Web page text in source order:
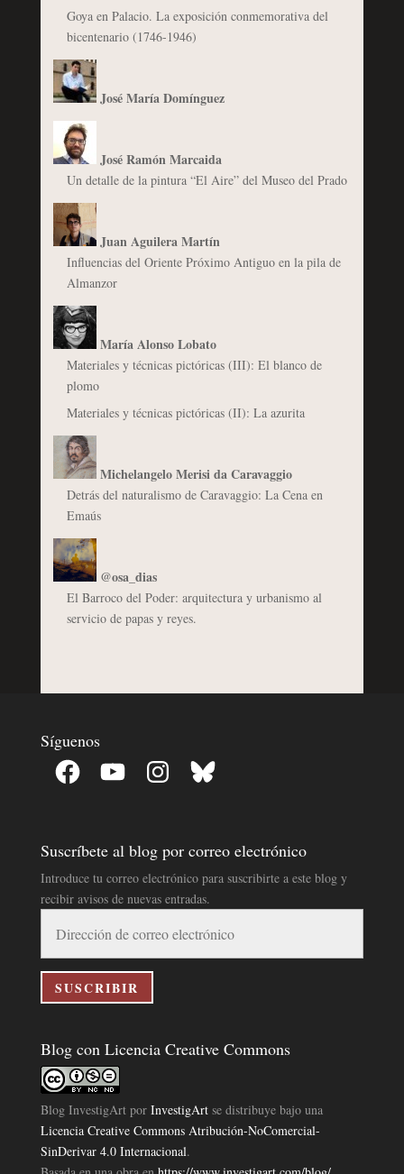
Goya en Palacio. La exposición conmemorativa del
bicentenario (1746-1946)
José María Domínguez
José Ramón Marcaida
Un detalle de la pintura “El Aire” del Museo del Prado
Juan Aguilera Martín
Influencias del Oriente Próximo Antiguo en la pila de
Almanzor
María Alonso Lobato
Materiales y técnicas pictóricas (III): El blanco de
plomo
Materiales y técnicas pictóricas (II): La azurita
Michelangelo Merisi da Caravaggio
Detrás del naturalismo de Caravaggio: La Cena en
Emaús
@osa_dias
El Barroco del Poder: arquitectura y urbanismo al
servicio de papas y reyes.
Síguenos
Facebook YouTube InstagramBluesky
Suscríbete al blog por correo electrónico
Introduce tu correo electrónico para suscribirte a este blog y
recibir avisos de nuevas entradas.
correo
electrónico
SUSCRIBIR
Blog con Licencia Creative Commons
Blog InvestigArtpor InvestigArtse distribuye bajo una
Licencia Creative Commons Atribución-NoComercial-
SinDerivar 4.0 Internacional.